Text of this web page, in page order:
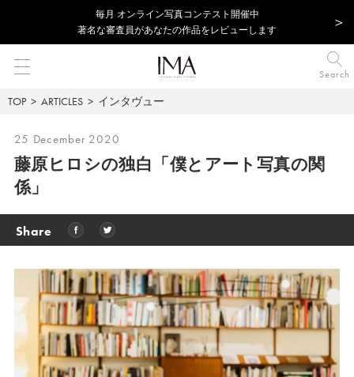
毎⽉ オンライン写真コンテスト開催中
著名な審査員があなたの作品をレビューします
Search
TOP ARTICLES インタヴュー
25 December 2020
藤原ヒロシの独白「僕とアート写真の関
係」
Share